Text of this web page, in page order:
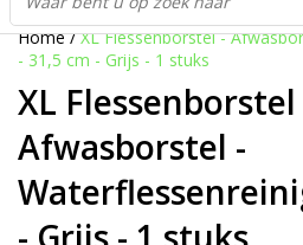
Home/XL Flessenborstel -
- 31,5 cm - Grijs - 1 stuks
XL Flessenborstel
Afwasborstel -